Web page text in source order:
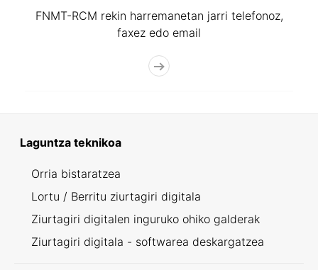
FNMT-RCM rekin harremanetan jarri telefonoz,
faxez edo email
Laguntza teknikoa
Orria bistaratzea
Lortu / Berritu ziurtagiri digitala
Ziurtagiri digitalen inguruko ohiko galderak
Ziurtagiri digitala - softwarea deskargatzea